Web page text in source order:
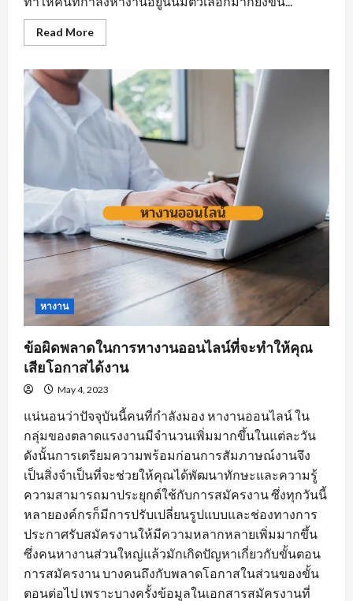
Read MoreRead
more
เหล็ก
ของ
การ
หา
งาน
อุตสาหกรรม
หนองแค
ต้อง
มี
หางาน
ข้อผิดพลาดในการหางานออนไลน์ที่จะทำให้คุณ
เสียโอกาสได้งาน
May 4, 2023
แน่นอนว่าปัจจุบันนี้คนที่กำลังมอง หางานออนไลน์ ใน
กลุ่มของตลาดแรงงานมีจำนวนเพิ่มมากขึ้นในแต่ละวัน
ดังนั้นการเตรียมความพร้อมก่อนการสัมภาษณ์งานจึง
เป็นสิ่งจำเป็นที่จะช่วยให้คุณได้พัฒนาทักษะและความรู้
ความสามารถมาประยุกต์ใช้กับการสมัครงาน ซึ่งทุกวันนี้
หลายองค์กรก็มีการปรับเปลี่ยนรูปแบบและช่องทางการ
ประกาศรับสมัครงานให้มีความหลากหลายเพิ่มมากขึ้น
ซึ่งคนหางานส่วนใหญ่แล้วมักเกิดปัญหาเกี่ยวกับขั้นตอน
การสมัครงาน บางคนถึงกับพลาดโอกาสในส่วนของขั้น
ตอนต่อไป เพราะบางครั้งข้อมูลในเอกสารสมัครงานที่